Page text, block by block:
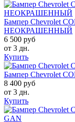
Бампер Chevrolet
НЕОКРАШЕННЫЙ
6 500 руб
от 3 дн.
Купить
Бампер Chevrolet
8 400 руб
от 3 дн.
Купить